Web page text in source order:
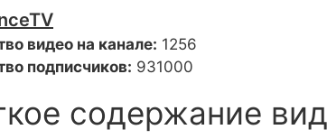
видео на канале: 1256
подписчиков: 931000
содержание